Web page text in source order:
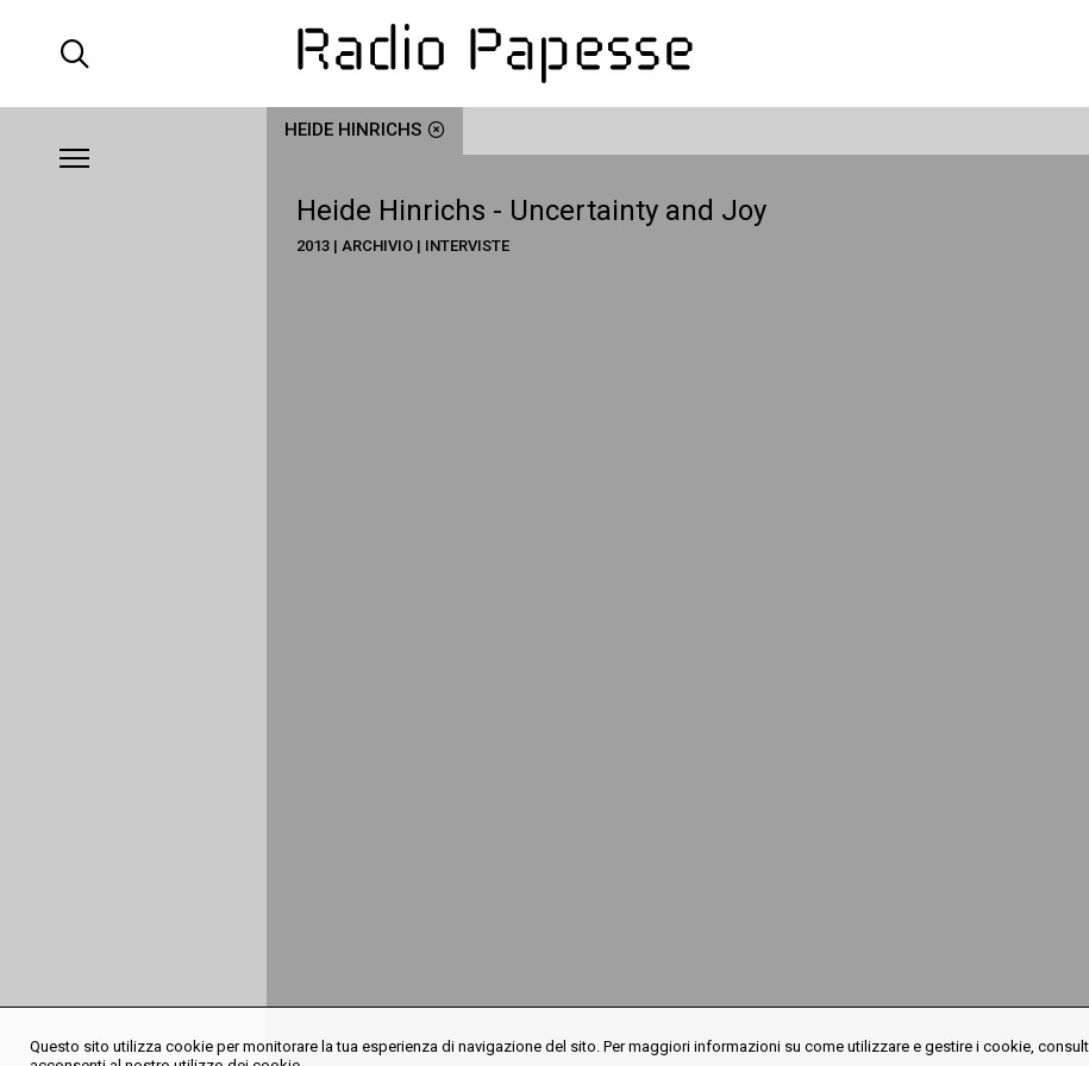
HEIDE HINRICHS
Heide Hinrichs - Uncertainty and Joy
2013 | ARCHIVIO | INTERVISTE
Questo sito utilizza cookie per monitorare la tua esperienza di navigazione del sito. Per maggiori informazioni su come utilizzare e gestire i cookie,